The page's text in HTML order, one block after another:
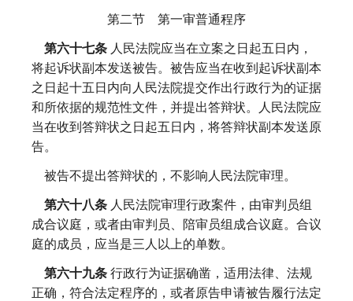
第二节 第一审普通程序
第六十七条 人民法院应当在立案之日起五日内，
将起诉状副本发送被告。被告应当在收到起诉状副本
之日起十五日内向人民法院提交作出行政行为的证据
和所依据的规范性文件，并提出答辩状。人民法院应
当在收到答辩状之日起五日内，将答辩状副本发送原
告。
被告不提出答辩状的，不影响人民法院审理。
第六十八条 人民法院审理行政案件，由审判员组
成合议庭，或者由审判员、陪审员组成合议庭。合议
庭的成员，应当是三人以上的单数。
第六十九条 行政行为证据确凿，适用法律、法规
正确，符合法定程序的，或者原告申请被告履行法定